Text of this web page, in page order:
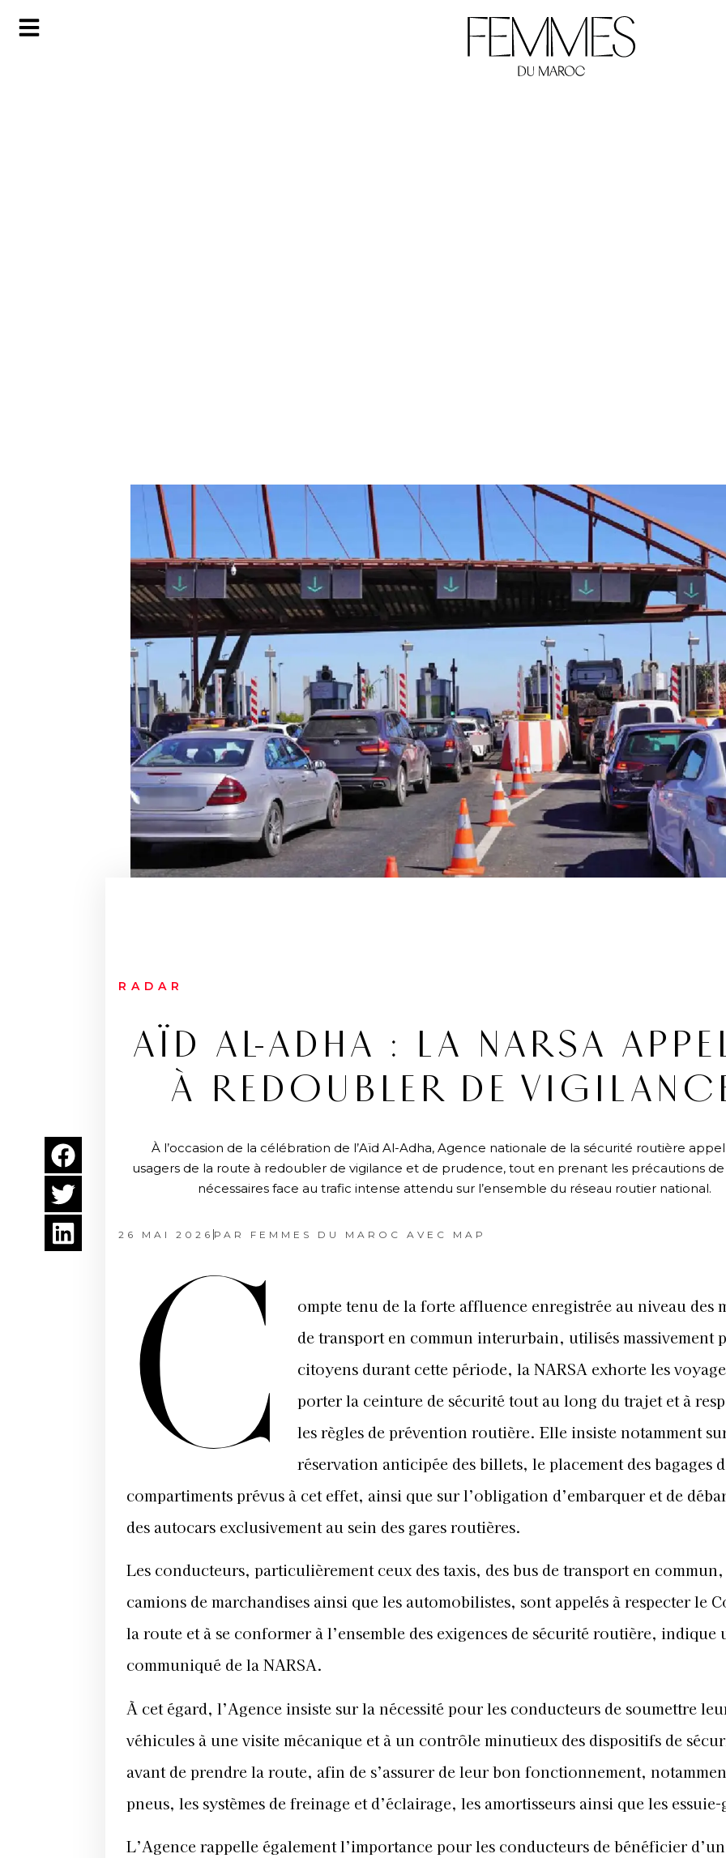
RADAR
AÏD AL-ADHA : LA NARSA
À REDOUBLER DE
À l’occasion de la célébration de l’Aïd Al-Adha, Agence nationale de la sécurité routière
usagers de la route à redoubler de vigilance et de prudence, tout en prenant les précautions
nécessaires face au trafic intense attendu sur l’ensemble du réseau routier national.
26 MAI 2026 PAR FEMMES DU MAROC AVEC MAP
C
ompte tenu de la forte affluence enregistrée au niveau des
de transport en commun interurbain, utilisés massivement
citoyens durant cette période, la NARSA exhorte les
porter la ceinture de sécurité tout au long du trajet et à
les règles de prévention routière. Elle insiste notamment
réservation anticipée des billets, le placement des bagages
compartiments prévus à cet effet, ainsi que sur l’obligation d’embarquer et de
des autocars exclusivement au sein des gares routières.
Les conducteurs, particulièrement ceux des taxis, des bus de transport en commun,
camions de marchandises ainsi que les automobilistes, sont appelés à respecter le
la route et à se conformer à l’ensemble des exigences de sécurité routière, indique
communiqué de la NARSA.
À cet égard, l’Agence insiste sur la nécessité pour les conducteurs de soumettre
véhicules à une visite mécanique et à un contrôle minutieux des dispositifs de
avant de prendre la route, afin de s’assurer de leur bon fonctionnement,
pneus, les systèmes de freinage et d’éclairage, les amortisseurs ainsi que les
L’Agence rappelle également l’importance pour les conducteurs de bénéficier